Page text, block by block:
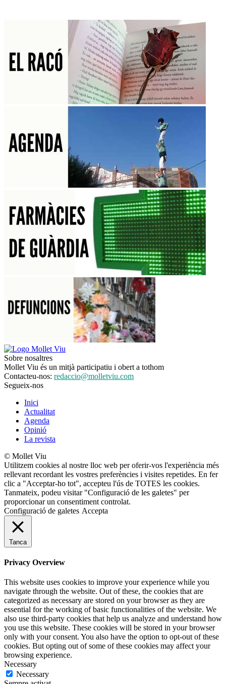
Sobre nosaltres
Mollet Viu és un mitjà participatiu i obert a tothom
Contacteu-nos: redaccio@molletviu.com
Segueix-nos
Inici
Actualitat
Agenda
Opinió
La revista
© Mollet Viu
Utilitzem cookies al nostre lloc web per oferir-vos l'experiència més
rellevant recordant les vostres preferències i visites repetides. En fer
clic a "Acceptar-ho tot", accepteu l'ús de TOTES les cookies.
Tanmateix, podeu visitar "Configuració de les galetes" per
proporcionar un consentiment controlat.
Configuració de galetes Accepta
Tanca
Privacy Overview
This website uses cookies to improve your experience while you
navigate through the website. Out of these, the cookies that are
categorized as necessary are stored on your browser as they are
essential for the working of basic functionalities of the website. We
also use third-party cookies that help us analyze and understand how
you use this website. These cookies will be stored in your browser
only with your consent. You also have the option to opt-out of these
cookies. But opting out of some of these cookies may affect your
browsing experience.
Necessary
Necessary